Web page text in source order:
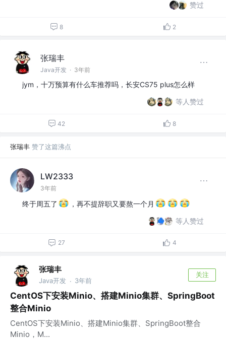
赞过
8 2
张瑞丰
Java开发 · 3年前
jym，十万预算有什么车推荐吗，长安CS75 plus怎么样
等人赞过
42 8
张瑞丰 赞了这篇沸点
LW2333
3年前
终于周五了
，再不提辞职又要熬一个月
等人赞过
27 4
张瑞丰
Java开发 · 3年前
关注
CentOS下安装Minio、搭建Minio集群、SpringBoot
整合Minio
CentOS下安装Minio、搭建Minio集群、SpringBoot整合
Minio，M...